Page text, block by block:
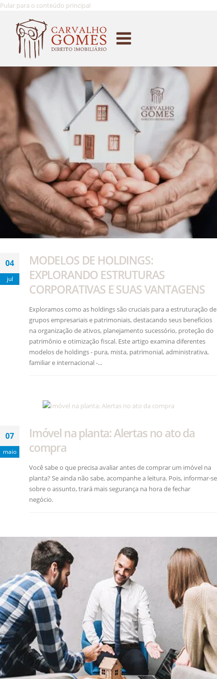
Pular para o conteúdo principal
04
jul
MODELOS DE HOLDINGS:
EXPLORANDO ESTRUTURAS
CORPORATIVAS E SUAS VANTAGENS
Exploramos como as holdings são cruciais para a estruturação de
grupos empresariais e patrimoniais, destacando seus benefícios
na organização de ativos, planejamento sucessório, proteção do
patrimônio e otimização fiscal. Este artigo examina diferentes
modelos de holdings - pura, mista, patrimonial, administrativa,
familiar e internacional -...
07
maio
Imóvel na planta: Alertas no ato da
compra
Você sabe o que precisa avaliar antes de comprar um imóvel na
planta? Se ainda não sabe, acompanhe a leitura. Pois, informar-se
sobre o assunto, trará mais segurança na hora de fechar
negócio.